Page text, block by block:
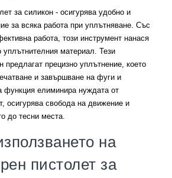
за силикон - осигурява удобно и
за всяка работа при уплътняване. Със
работа, този инструмент нанася
уплътнителния материал. Тези
предлагат прецизно уплътнение, което
и завършване на фуги и
функция елиминира нуждата от
осигурява свобода на движение и
до тесни места.
на
пистолет за